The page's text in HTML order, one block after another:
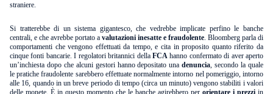
straniere.
Si tratterebbe di un sistema gigantesco, che vedrebbe implicate perfino le banche
centrali, e che avrebbe portato a valutazioni inesatte e fraudolente. Bloomberg parla di
comportamenti che vengono effettuati da tempo, e cita in proposito quanto riferito da
cinque fonti bancarie. I regolatori britannici della FCAhanno confermato di aver aperto
un’inchiesta dopo che alcuni gestori hanno depositato unadenuncia, secondo la quale
le pratiche fraudolente sarebbero effettuate normalmente intorno nel pomeriggio, intorno
alle 16, quando in un breve periodo di tempo (circa un minuto) vengono stabiliti i valori
delle monete. È in questo momento che le banche agirebbero per orientare i prezzi in